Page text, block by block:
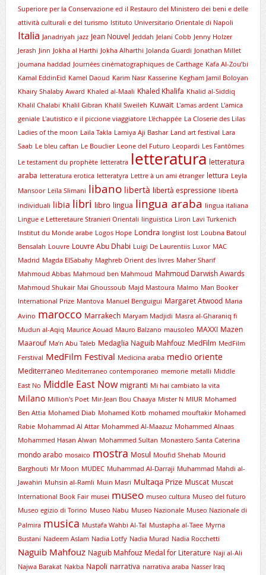
Superiore per la Conservazione ed il Restauro del Ministero dei beni e delle
attività culturali e del turismo Istituto Universitario Orientale di Napoli
Italia Janadriyah jazz Jean Nouvel Jeddah Jelani Cobb Jenny Holzer
Jerash Jinn Jokha al Harthi Jokha Alharthi Jolanda Guardi Jonathan Millet
joumana haddad Journées cinématographiques de Carthage Kafa Al-Zou’bi
Kamal EddinEid Kamel Daoud Karim Nasr Kasserine Kegham Jamil Boloyan
Khairy Shalaby Award Khaled al-Maali Khaled Khalifa Khalid al-Siddiq
Khalil Chalabi Khalil Gibran Khalil Sweileh Kuwait L'amas ardent L'amica
geniale L'autistico e il piccione viaggiatore L'échappée La Closerie des Lilas
Ladies of the moon Laila Takla Lamiya Aji Bashar Land art festival Lara
Saab Le bleu caftan Le Bouclier Leone del Futuro Leopardi Les Fantômes
Le testament du prophète letteratra letteratura letteratura
araba letteratura erotica letteratyra Lettre à un ami étranger lettura Leyla
Mansoor Leïla Slimani libano libertà libertà espressione libertà
individuali libia libri libro lingua lingua araba lingua italiana
Lingue e Letteretaure Stranieri Orientali linguistica Liron Lavi Turkenich
lnstitut du Monde arabe Logos Hope Londra longlist lost Loubna Batoul
Bensalah Louvre Louvre Abu Dhabi Luigi De Laurentiis Luxor MAC
Madrid Magda ElSabahy Maghreb Orient des livres Maher Sharif
Mahmoud Abbas Mahmoud ben Mahmoud Mahmoud Darwish Awards
Mahmoud Shukair Mai Ghoussoub Majd Mastoura Malmo Man Booker
International Prize Mantova Manuel Benguigui Margaret Atwood Maria
Avino marocco Marrakech Maryam Madjidi Masra al-Gharaniq fi
Mudun al-Aqiq Maurice Aouad Mauro Balzano mausoleo MAXXI Mazen
Maarouf Ma’n Abu Taleb Medaglia Naguib Mahfouz MedFilm MedFilm
Ferstival MedFilm Festival Medicina araba medio oriente
Mediterraneo Mediterraneo contemporaneo memorie metalli Middle
East No Middle East Now migranti Mi hai cambiato la vita
Milano Million's Poet Mir-Jean Bou Chaaya Mister N MIUR Mohamed
Ben Attia Mohamed Diab Mohamed Kotb mohamed mouftakir Mohamed
Rabie Mohammad Al Attar Mohammed Al-Maazuz Mohammed Alnaas
Mohammed Hasan Alwan Mohammed Sultan Monastero Santa Caterina
mondo arabo mosaico mostra Mosul Moufid Shehab Mourid
Barghouti Mr Moon MUDEC Muhammad Al-Darraji Muhammad Mahdi al-
Jawahiri Muhsin al-Ramli Muin Masri Multaqa Prize Muscat Muscat
International Book Fair musei museo museo cultura Museo del futuro
Museo egizio di Torino Museo Nabu Museo Nazionale Museo Nazionale di
Palmira musica Mustafa Wahbi Al-Tal Mustapha al-Taee Myrna
Bustani Nadeem Aslam Nadia Lotfy Nadia Murad Nadia Rocchetti
Naguib Mahfouz Naguib Mahfouz Medal for Literature Naji al-Ali
Najwa Barakat Nakba Napoli narrativa narrativa araba Nasser Iraq